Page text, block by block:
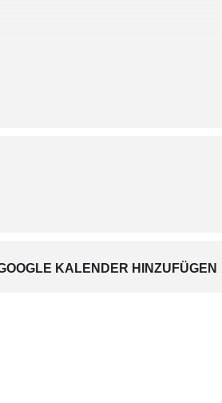
KALENDER HINZUFÜGEN